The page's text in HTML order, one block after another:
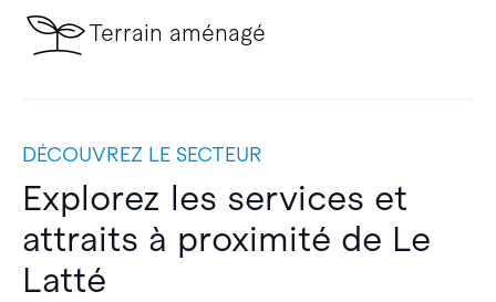
Terrain aménagé
DÉCOUVREZ LE SECTEUR
Explorez les services et
attraits à proximité de Le
Latté